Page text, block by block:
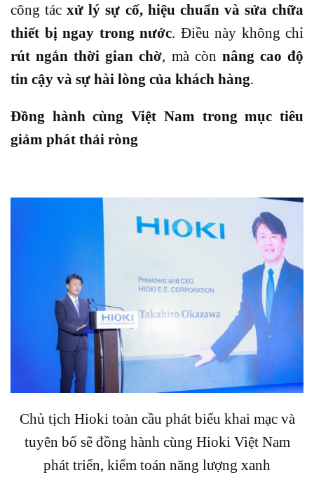
công tácxử lý sự cố, hiệu chuẩn và sửa chữa
thiết bị ngay trong nước . Điều này không chỉ
rút ngắn thời gian chờ , mà còn nâng cao độ
tin cậy và sự hài lòng của khách hàng
Đồng hành cùng Việt Nam trong mục tiêu
giảm phát thải ròng
Chủ tịch Hioki toàn cầu phát biểu khai mạc và
tuyên bố sẽ đồng hành cùng Hioki Việt Nam
phát triển, kiểm toán năng lượng xanh